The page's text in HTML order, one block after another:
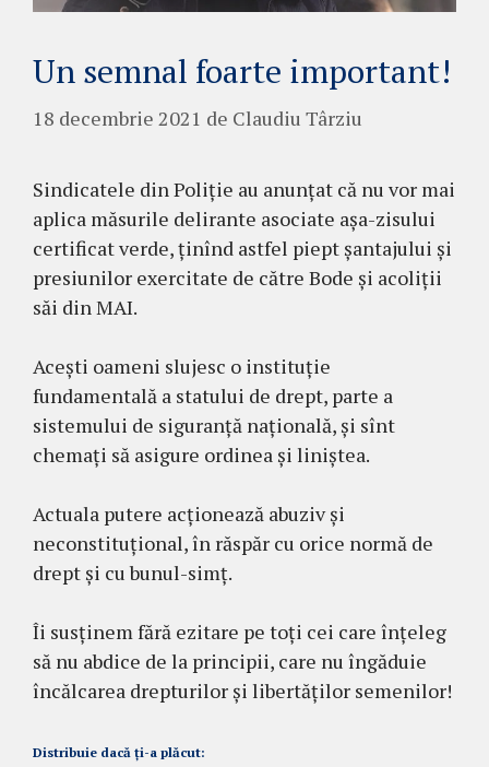
Un semnal foarte important!
18 decembrie 2021 de Claudiu Târziu
Sindicatele din Poliție au anunțat că nu vor mai
aplica măsurile delirante asociate așa-zisului
certificat verde, ținînd astfel piept șantajului și
presiunilor exercitate de către Bode și acoliții
săi din MAI.
Acești oameni slujesc o instituție
fundamentală a statului de drept, parte a
sistemului de siguranță națională, și sînt
chemați să asigure ordinea și liniștea.
Actuala putere acționează abuziv și
neconstituțional, în răspăr cu orice normă de
drept și cu bunul-simț.
Îi susținem fără ezitare pe toți cei care înțeleg
să nu abdice de la principii, care nu îngăduie
încălcarea drepturilor și libertăților semenilor!
Distribuie dacă ți-a plăcut: